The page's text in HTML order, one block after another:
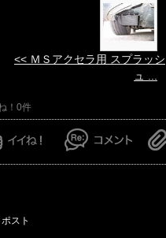
<< ＭＳアクセラ用 スプラッシ
ュ ...
！0件